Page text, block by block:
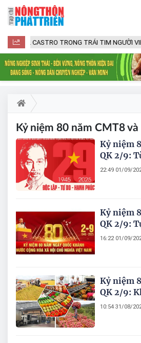
FIDEL CASTRO TRONG TRÁI TIM NGƯỜI
Kỷ niệm 80 năm CMT8
Kỷ niệm
QK 2/9:
lập - Áng
22:49 01/09/
Kỷ niệm
QK 2/9:
đổi mới,
16:22 01/09/
Kỷ niệm
QK 2/9:
triển
10:54 31/08/